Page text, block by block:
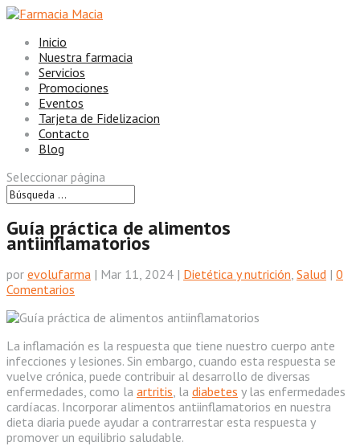
Inicio
Nuestra farmacia
Servicios
Promociones
Eventos
Tarjeta de Fidelizacion
Contacto
Blog
Seleccionar página
Guía práctica de alimentos
antiinflamatorios
por evolufarma | Mar 11, 2024 | Dietética y nutrición Salud | 0
Comentarios
La inflamación es la respuesta que tiene nuestro cuerpo ante
infecciones y lesiones. Sin embargo, cuando esta respuesta se
vuelve crónica, puede contribuir al desarrollo de diversas
enfermedades, como la artritis , la diabetes y las enfermedades
cardíacas. Incorporar alimentos antiinflamatorios en nuestra
dieta diaria puede ayudar a contrarrestar esta respuesta y
promover un equilibrio saludable.